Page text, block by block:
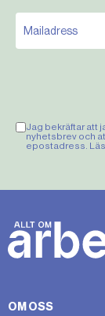
Jag bekräftar att
nyhetsbrev och
epostadress.
OM OSS